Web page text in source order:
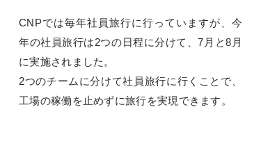
CNPでは毎年社員旅行に行っていますが、今
年の社員旅行は2つの日程に分けて、7月と8月
に実施されました。
2つのチームに分けて社員旅行に行くことで、
工場の稼働を止めずに旅行を実現できます。